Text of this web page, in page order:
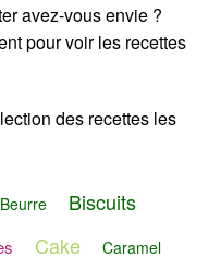
avez-vous envie ?
pour voir les recettes
des recettes les
Beurre Biscuits
Cake Caramel